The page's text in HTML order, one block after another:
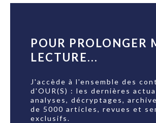
POUR PROLONGER
LECTURE...
J'accède à l'ensemble des
d'OUR(S) : les dernières
analyses, décryptages,
de 5000 articles, revues et
exclusifs.